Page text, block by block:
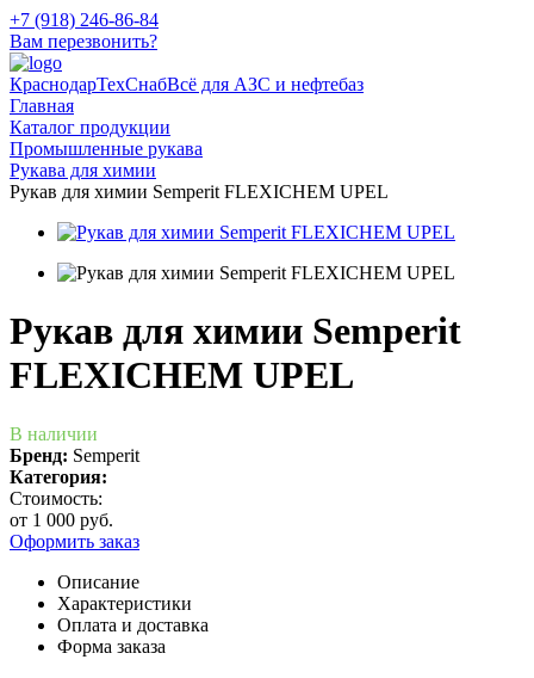
+7 (918) 246-86-84
Вам перезвонить?
КраснодарТехСнабВсё для АЗС и нефтебаз
Главная
Каталог продукции
Промышленные рукава
Рукава для химии
Рукав для химии Semperit FLEXICHEM UPEL
Рукав для химии Semperit
FLEXICHEM UPEL
В наличии
Бренд: Semperit
Категория:
Стоимость:
от 1 000 руб.
Оформить заказ
Описание
Характеристики
Оплата и доставка
Форма заказа